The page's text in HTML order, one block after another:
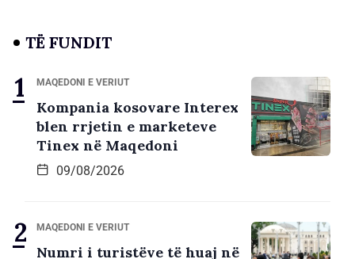
TË FUNDIT
MAQEDONI E VERIUT
Kompania kosovare Interex
blen rrjetin e marketeve
Tinex në Maqedoni
09/08/2026
MAQEDONI E VERIUT
Numri i turistëve të huaj në